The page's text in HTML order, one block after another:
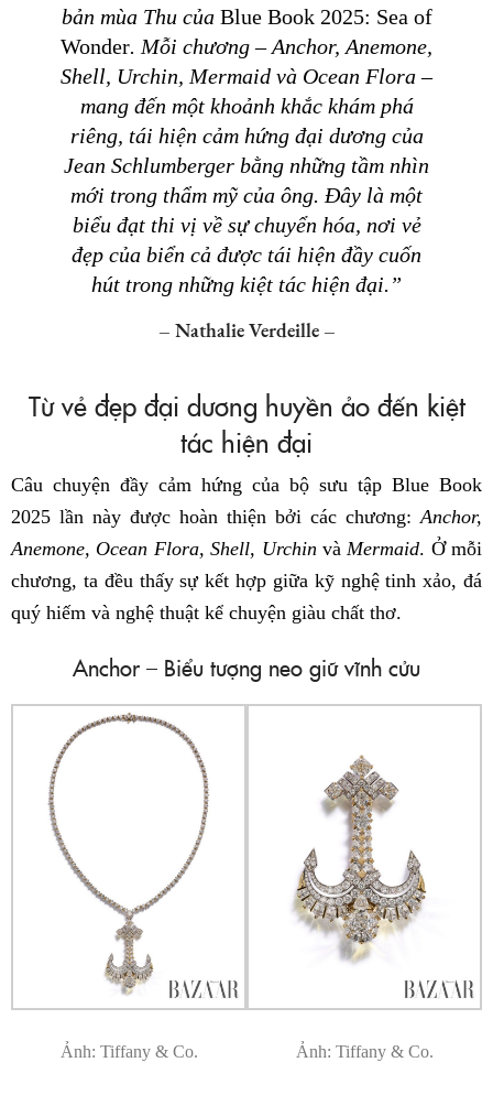
bản mùa Thu của Blue Book 2025: Sea of
Wonder. Mỗi chương – Anchor, Anemone,
Shell, Urchin, Mermaid và Ocean Flora –
mang đến một khoảnh khắc khám phá
riêng, tái hiện cảm hứng đại dương của
Jean Schlumberger bằng những tầm nhìn
mới trong thẩm mỹ của ông. Đây là một
biểu đạt thi vị về sự chuyển hóa, nơi vẻ
đẹp của biển cả được tái hiện đầy cuốn
hút trong những kiệt tác hiện đại.”
– Nathalie Verdeille –
Từ vẻ đẹp đại dương huyền ảo đến kiệt
tác hiện đại
Câu chuyện đầy cảm hứng của bộ sưu tập Blue Book
2025 lần này được hoàn thiện bởi các chương: Anchor,
Anemone, Ocean Flora, Shell, Urchin và Mermaid. Ở mỗi
chương, ta đều thấy sự kết hợp giữa kỹ nghệ tinh xảo, đá
quý hiếm và nghệ thuật kể chuyện giàu chất thơ.
Anchor – Biểu tượng neo giữ vĩnh cửu
Ảnh: Tiffany & Co. Ảnh: Tiffany & Co.